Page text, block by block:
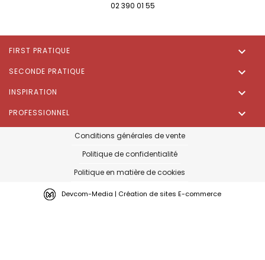
02 390 01 55
FIRST PRATIQUE 
SECONDE PRATIQUE 
INSPIRATION 
PROFESSIONNEL 
Devcom-Media | Création de sites E-commerce
Conditions générales de vente
Politique de confidentialité
Politique en matière de cookies